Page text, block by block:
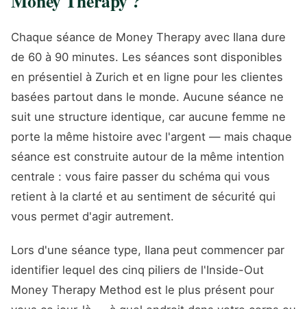
Chaque séance de Money Therapy avec Ilana dure
de 60 à 90 minutes. Les séances sont disponibles
en présentiel à Zurich et en ligne pour les clientes
basées partout dans le monde. Aucune séance ne
suit une structure identique, car aucune femme ne
porte la même histoire avec l'argent — mais chaque
séance est construite autour de la même intention
centrale : vous faire passer du schéma qui vous
retient à la clarté et au sentiment de sécurité qui
vous permet d'agir autrement.
Lors d'une séance type, Ilana peut commencer par
identifier lequel des cinq piliers de l'Inside-Out
Money Therapy Method est le plus présent pour